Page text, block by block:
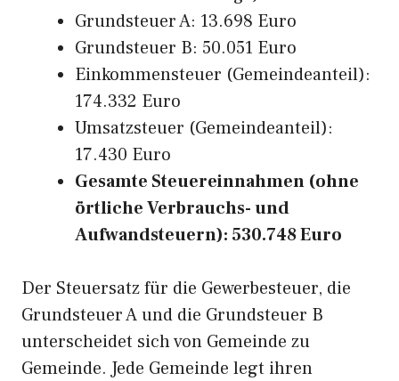
Grundsteuer A: 13.698 Euro
Grundsteuer B: 50.051 Euro
Einkommensteuer (Gemeindeanteil):
174.332 Euro
Umsatzsteuer (Gemeindeanteil):
17.430 Euro
Gesamte Steuereinnahmen (ohne
örtliche Verbrauchs- und
Aufwandsteuern): 530.748 Euro
Der Steuersatz für die Gewerbesteuer, die
Grundsteuer A und die Grundsteuer B
unterscheidet sich von Gemeinde zu
Gemeinde. Jede Gemeinde legt ihren